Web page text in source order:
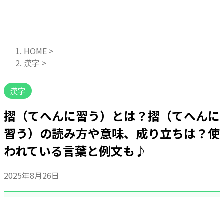
HOME >
漢字 >
漢字
摺（てへんに習う）とは？摺（てへんに
習う）の読み方や意味、成り立ちは？使
われている言葉と例文も♪
2025年8月26日